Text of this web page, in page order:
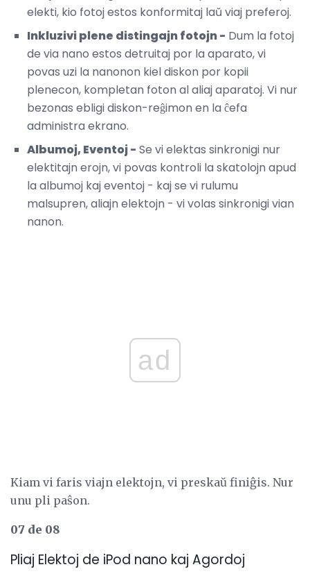
elekti, kio fotoj estos konformitaj laŭ viaj preferoj.
Inkluzivi plene distingajn fotojn - Dum la fotoj
de via nano estos detruitaj por la aparato, vi
povas uzi la nanonon kiel diskon por kopii
plenecon, kompletan foton al aliaj aparatoj. Vi nur
bezonas ebligi diskon-reĝimon en la ĉefa
administra ekrano.
Albumoj, Eventoj - Se vi elektas sinkronigi nur
elektitajn erojn, vi povas kontroli la skatolojn apud
la albumoj kaj eventoj - kaj se vi rulumu
malsupren, aliajn elektojn - vi volas sinkronigi vian
nanon.
ad
Kiam vi faris viajn elektojn, vi preskaŭ finiĝis. Nur
unu pli paŝon.
07 de 08
Pliaj Elektoj de iPod nano kaj Agordoj